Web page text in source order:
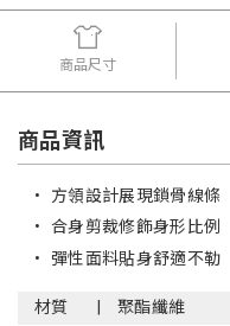
商品尺寸
商品資訊
• 方領設計展現鎖骨線條
• 合身剪裁修飾身形比例
• 彈性面料貼身舒適不勒
材質
聚酯纖維